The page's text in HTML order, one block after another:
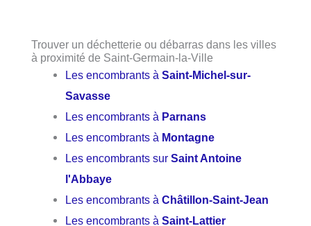
Trouver un déchetterie ou débarras dans les villes
à proximité de Saint-Germain-la-Ville
Les encombrants àSaint-Michel-sur-
Savasse
Les encombrants à Parnans
Les encombrants à Montagne
Les encombrants surSaint Antoine
l'Abbaye
Les encombrants àChâtillon-Saint-Jean
Les encombrants àSaint-Lattier